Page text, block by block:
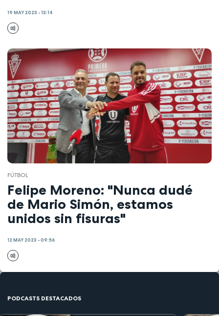
19 MAY 2023 - 13:14
FÚTBOL
Felipe Moreno: "Nunca dudé
de Mario Simón, estamos
unidos sin fisuras"
12 MAY 2023 - 09:56
PODCASTS DESTACADOS